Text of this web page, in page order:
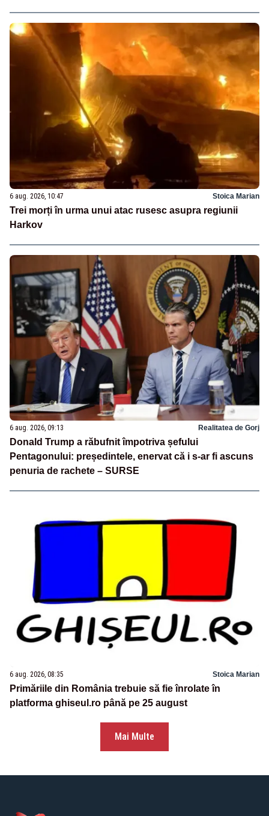
6 aug. 2026, 10:47 Stoica Marian
Trei morți în urma unui atac rusesc asupra regiunii
Harkov
6 aug. 2026, 09:13 Realitatea de Gorj
Donald Trump a răbufnit împotriva șefului
Pentagonului: președintele, enervat că i s-ar fi ascuns
penuria de rachete – SURSE
6 aug. 2026, 08:35 Stoica Marian
Primăriile din România trebuie să fie înrolate în
platforma ghiseul.ro până pe 25 august
Mai Multe